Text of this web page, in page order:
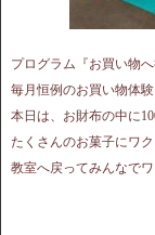
プログラム『お買い物へ
毎月恒例のお買い物体
本日は、お財布の中に
たくさんのお菓子にワ
教室へ戻ってみんなで